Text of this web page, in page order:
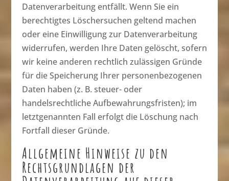
Datenverarbeitung entfällt. Wenn Sie ein
berechtigtes Löschersuchen geltend machen
oder eine Einwilligung zur Datenverarbeitung
widerrufen, werden Ihre Daten gelöscht, sofern
wir keine anderen rechtlich zulässigen Gründe
für die Speicherung Ihrer personenbezogenen
Daten haben (z. B. steuer- oder
handelsrechtliche Aufbewahrungsfristen); im
letztgenannten Fall erfolgt die Löschung nach
Fortfall dieser Gründe.
Allgemeine Hinweise zu den
Rechtsgrundlagen der